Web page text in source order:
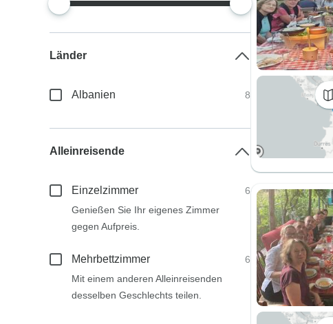
Länder
Albanien 8
Alleinreisende
Einzelzimmer
6
Genießen Sie Ihr eigenes Zimmer
gegen Aufpreis.
Mehrbettzimmer
6
Mit einem anderen Alleinreisenden
desselben Geschlechts teilen.